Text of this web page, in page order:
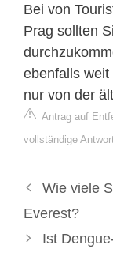
Bei von
Prag sollten
ebenfalls
nur von der
Antrag auf
vollständige
Wie viele
Everest?
Ist